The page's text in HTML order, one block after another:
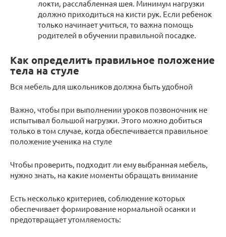
локти, расслабленная шея. Минимум нагрузки
должно приходиться на кисти рук. Если ребенок
только начинает учиться, то важна помощь
родителей в обучении правильной посадке.
Как определить правильное положение
тела на стуле
Вся мебель для школьников должна быть удобной
Важно, чтобы при выполнении уроков позвоночник не
испытывал большой нагрузки. Этого можно добиться
только в том случае, когда обеспечивается правильное
положение ученика на стуле
Чтобы проверить, подходит ли ему выбранная мебель,
нужно знать, на какие моменты обращать внимание
Есть несколько критериев, соблюдение которых
обеспечивает формирование нормальной осанки и
предотвращает утомляемость: